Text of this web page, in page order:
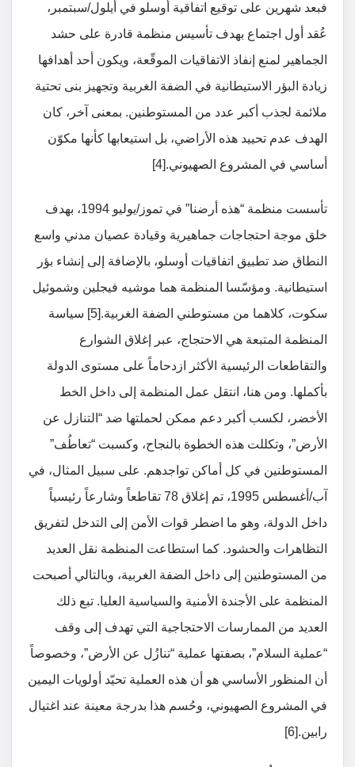
فبعد شهرين على توقيع اتفاقية أوسلو في أيلول/سبتمبر،
عُقد أول اجتماع بهدف تأسيس منظمة قادرة على حشد
الجماهير لمنع إنفاذ الاتفاقيات الموقّعة، ويكون أحد أهدافها
زيادة البؤر الاستيطانية في الضفة الغربية وتجهيز بنى تحتية
ملائمة لجذب أكبر عدد من المستوطنين. بمعنى آخر، كان
الهدف عدم تحييد هذه الأراضي، بل استيعابها كأنها مكوّن
أساسي في المشروع الصهيوني.[4]
تأسست منظمة “هذه أرضنا” في تموز/يوليو 1994، بهدف
خلق موجة احتجاجات جماهيرية وقيادة عصيان مدني واسع
النطاق ضد تطبيق اتفاقيات أوسلو، بالإضافة إلى إنشاء بؤر
استيطانية. ومؤسّسا المنظمة هما موشيه فيجلين وشموئيل
سكوت، كلاهما من مستوطني الضفة الغربية.[5] سياسة
المنظمة المتبعة هي الاحتجاج، عبر إغلاق الشوارع
والتقاطعات الرئيسية الأكثر ازدحاماً على مستوى الدولة
بأكملها. ومن هنا، انتقل عمل المنظمة إلى داخل الخط
الأخضر، لكسب أكبر دعم ممكن لحملتها ضد “التنازل عن
الأرض”، وتكللت هذه الخطوة بالنجاح، وكسبت “تعاطُف”
المستوطنين في كل أماكن تواجدهم. على سبيل المثال، في
آب/أغسطس 1995، تم إغلاق 78 تقاطعاً وشارعاً رئيسياً
داخل الدولة، وهو ما اضطر قوات الأمن إلى التدخل لتفريق
التظاهرات والحشود. كما استطاعت المنظمة نقل العديد
من المستوطنين إلى داخل الضفة الغربية، وبالتالي أصبحت
المنظمة على الأجندة الأمنية والسياسية العليا. تبع ذلك
العديد من الممارسات الاحتجاجية التي تهدف إلى وقف
“عملية السلام”، بصفتها عملية “تنازُل عن الأرض”، وخصوصاً
أن المنظور الأساسي هو أن هذه العملية تحيّد أولويات اليمين
في المشروع الصهيوني، وحُسم هذا بدرجة معينة عند اغتيال
رابين.[6]